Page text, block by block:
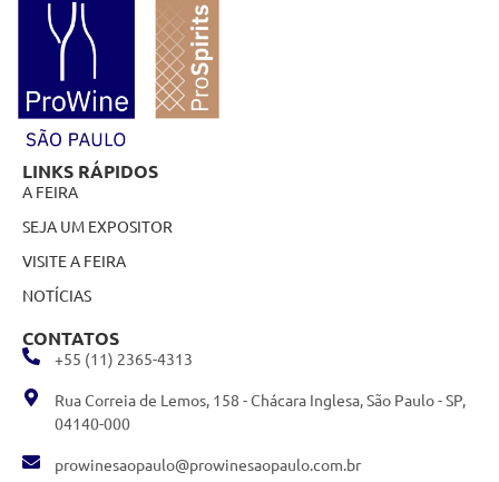
LINKS RÁPIDOS
A FEIRA
SEJA UM EXPOSITOR
VISITE A FEIRA
NOTÍCIAS
+55 (11) 2365-4313
Rua Correia de Lemos, 158 - Chácara Inglesa, São Paulo - SP,
04140-000
prowinesaopaulo@prowinesaopaulo.com.br
CONTATOS